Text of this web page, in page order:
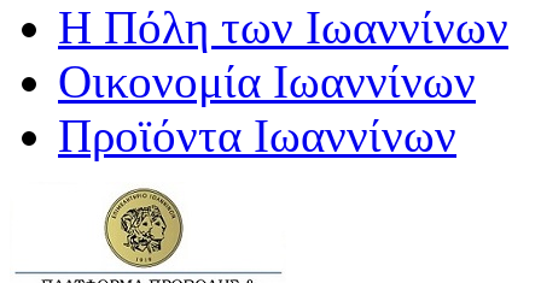
Η Πόλη των Ιωαννίνων
Οικονομία Ιωαννίνων
Προϊόντα Ιωαννίνων